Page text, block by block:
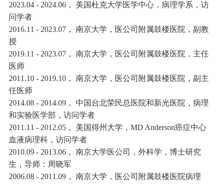
2023.04 - 2024.06， 美国杜克大学医学中心，病理学系， 访
问学者
2016.11 - 2023.07， 南京大学，医公司附属鼓楼医院，副教
授
2019.11 - 2023.07， 南京大学，医公司附属鼓楼医院，主任
医师
2011.10 - 2019.10， 南京大学，医公司附属鼓楼医院，副主
任医师
2014.08 - 2014.09， 中国台北荣民总医院和新光医院，病理
和实验医学部， 访问学者
2011.11 - 2012.05， 美国得州大学，MD Anderson癌症中心
血液病理科， 访问学者
2010.09 - 2013.06， 南京大学医公司 ，外科学，博士研究
生 ，导师：周晓军
2006.08 - 2011.09， 南京大学，医公司附属鼓楼医院病理